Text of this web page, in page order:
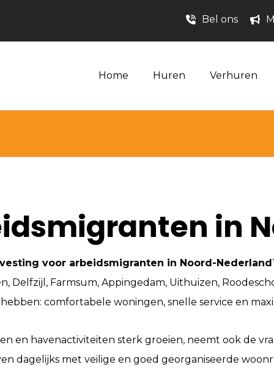
Bel ons
Home Huren Verhuren
in
voor arbeidsmigranten in Noord-Nederland
Delfzijl, Farmsum, Appingedam, Uithuizen,
comfortabele woningen, snelle service en
en havenactiviteiten sterk groeien, neemt ook de
dagelijks met veilige en goed georganiseerde